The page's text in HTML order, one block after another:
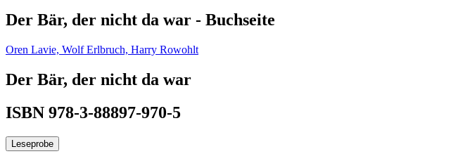
Der Bär, der nicht da war - Buchseite
Oren Lavie, Wolf Erlbruch, Harry Rowohlt
Der Bär, der nicht da war
ISBN 978-3-88897-970-5
Leseprobe